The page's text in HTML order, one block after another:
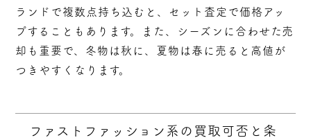
ランドで複数点持ち込むと、セット査定で価格アッ
プすることもあります。また、シーズンに合わせた売
却も重要で、冬物は秋に、夏物は春に売ると高値が
つきやすくなります。
ファストファッション系の買取可否と条